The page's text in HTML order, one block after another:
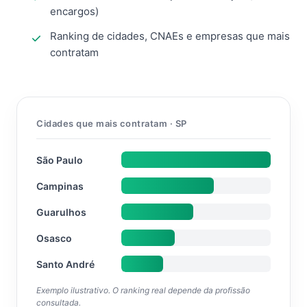
encargos)
Ranking de cidades, CNAEs e empresas que mais
contratam
Cidades que mais contratam · SP
São Paulo
Campinas
Guarulhos
Osasco
Santo André
Exemplo ilustrativo. O ranking real depende da profissão
consultada.